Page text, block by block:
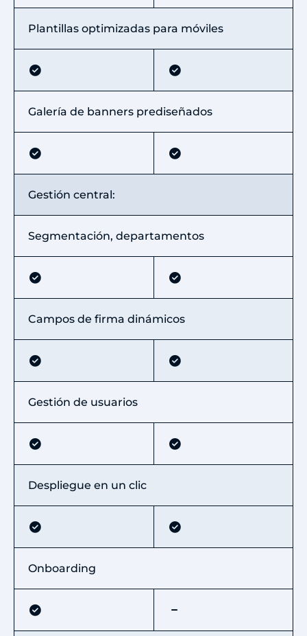
Plantillas optimizadas para móviles
Galería de banners prediseñados
Gestión central:
Segmentación, departamentos
Campos de firma dinámicos
Gestión de usuarios
Despliegue en un clic
Onboarding